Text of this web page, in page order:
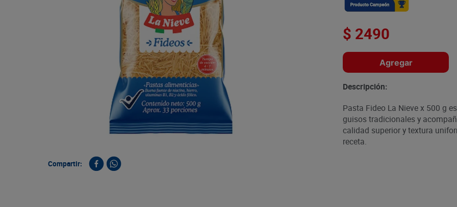
9.
queso
10. papa
Compartir:
$ 2490
Agregar
Descripción:
Pasta Fideo La Nieve x 500 g
guisos tradicionales y
calidad superior y textura
receta.